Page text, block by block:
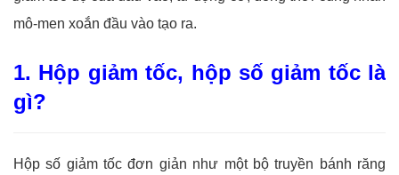
mô-men xoắn đầu vào tạo ra.
1. Hộp giảm tốc, hộp số giảm tốc là
gì?
Hộp số giảm tốc đơn giản như một bộ truyền bánh răng